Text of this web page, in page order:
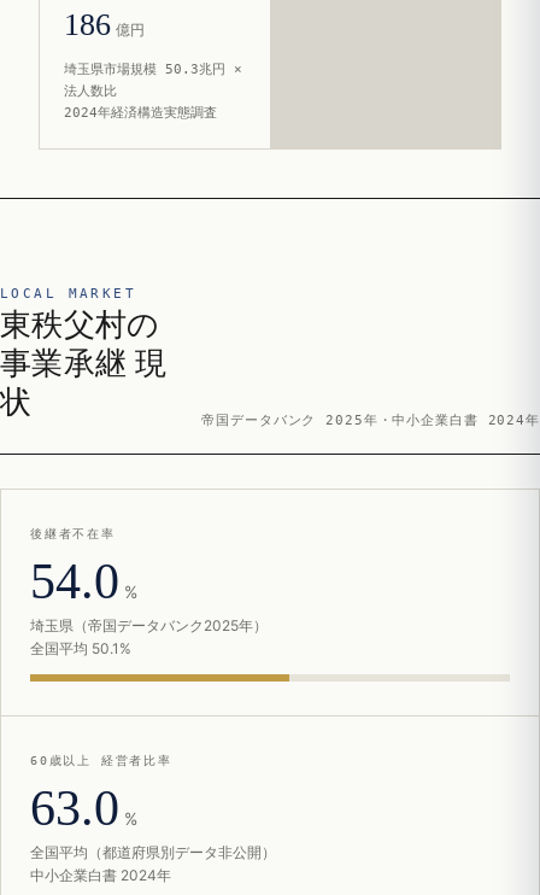
186 億円
埼玉県市場規模 50.3兆円 ×
法人数比
2024年経済構造実態調査
LOCAL MARKET
東秩父村の
事業承継 現
状
帝国データバンク 2025年・中小企業白書 2024年
後継者不在率
54.0 %
埼玉県（帝国データバンク2025年）
全国平均 50.1%
60歳以上 経営者比率
63.0 %
全国平均（都道府県別データ非公開）
中小企業白書 2024年